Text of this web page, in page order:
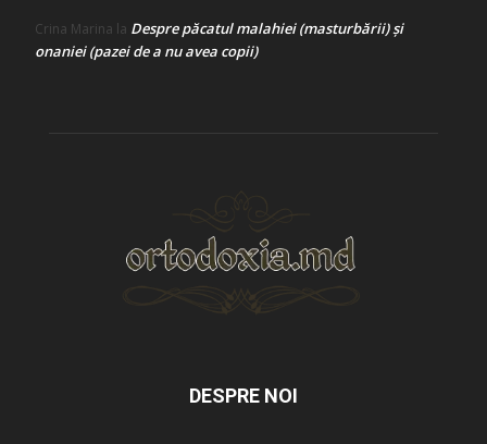
Crina Marina la Despre păcatul malahiei (masturbării) şi
onaniei (pazei de a nu avea copii)
DESPRE NOI